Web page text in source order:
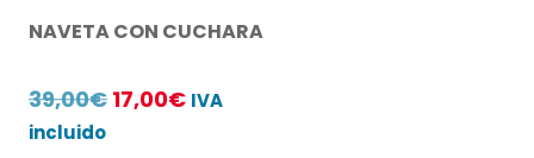
NAVETA CON CUCHARA
39,00€ El
17,00€ElIVA
incluido